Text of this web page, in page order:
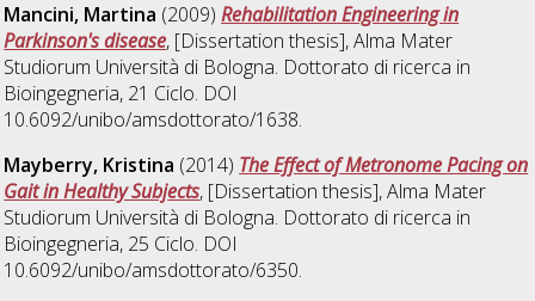
Mancini, Martina (2009)Rehabilitation Engineering in
Parkinson's disease, [Dissertation thesis], Alma Mater
Studiorum Università di Bologna. Dottorato di ricerca in
Bioingegneria, 21 Ciclo. DOI
10.6092/unibo/amsdottorato/1638.
Mayberry, Kristina (2014) The Effect of Metronome Pacing on
Gait in Healthy Subjects, [Dissertation thesis], Alma Mater
Studiorum Università di Bologna. Dottorato di ricerca in
Bioingegneria, 25 Ciclo. DOI
10.6092/unibo/amsdottorato/6350.